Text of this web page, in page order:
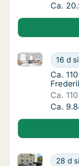
Ca.
Ca.
Ca.16 d
Ca. 110 m2
Ca.
Ca.
Ca.
Ca.
Ca.
Ca. 85
28 d
Ca. 85 m2